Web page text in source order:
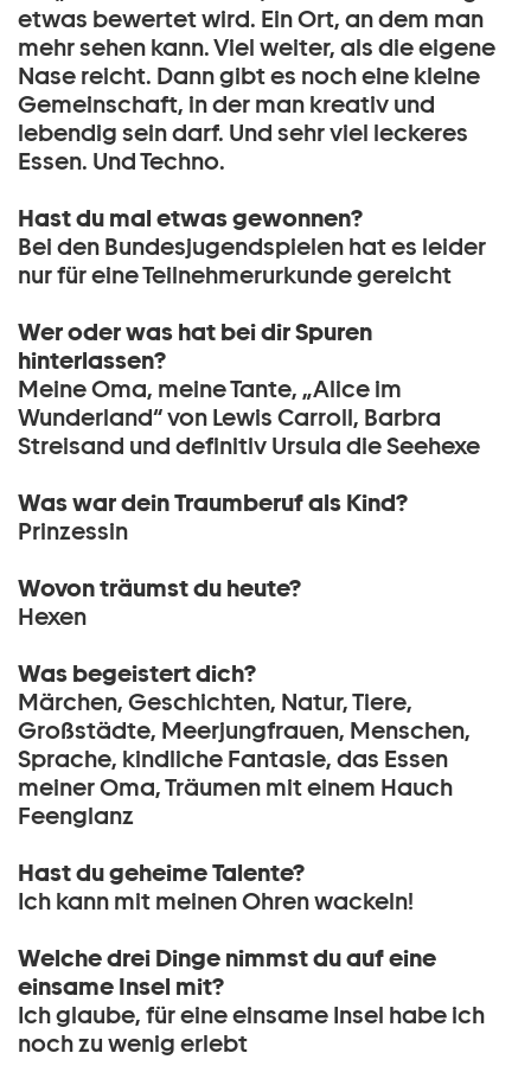
etwas bewertet wird. Ein Ort, an dem man
mehr sehen kann. Viel weiter, als die eigene
Nase reicht. Dann gibt es noch eine kleine
Gemeinschaft, in der man kreativ und
lebendig sein darf. Und sehr viel leckeres
Essen. Und Techno.
Hast du mal etwas gewonnen?
Bei den Bundesjugendspielen hat es leider
nur für eine Teilnehmerurkunde gereicht
Wer oder was hat bei dir Spuren
hinterlassen?
Meine Oma, meine Tante, „Alice im
Wunderland“ von Lewis Carroll, Barbra
Streisand und definitiv Ursula die Seehexe
Was war dein Traumberuf als Kind?
Prinzessin
Wovon träumst du heute?
Hexen
Was begeistert dich?
Märchen, Geschichten, Natur, Tiere,
Großstädte, Meerjungfrauen, Menschen,
Sprache, kindliche Fantasie, das Essen
meiner Oma, Träumen mit einem Hauch
Feenglanz
Hast du geheime Talente?
Ich kann mit meinen Ohren wackeln!
Welche drei Dinge nimmst du auf eine
einsame Insel mit?
Ich glaube, für eine einsame Insel habe ich
noch zu wenig erlebt